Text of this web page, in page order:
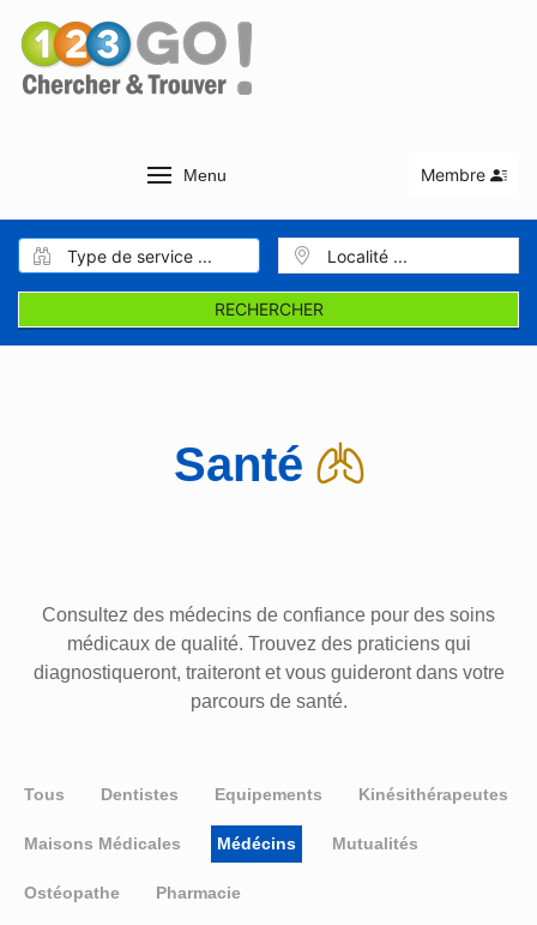
Menu Membre
RECHERCHER
Santé
Consultez des médecins de confiance pour des soins
médicaux de qualité. Trouvez des praticiens qui
diagnostiqueront, traiteront et vous guideront dans votre
parcours de santé.
Tous Dentistes Equipements Kinésithérapeutes
Maisons Médicales Médécins Mutualités
Ostéopathe Pharmacie